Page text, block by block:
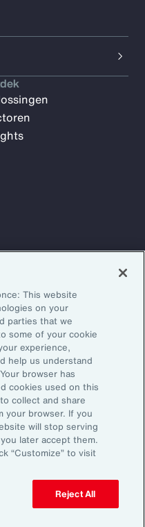
ons team van experts.
voorwaarden
This website
on your
parties that we
some of your cookie
experience,
help us understand
browser has
cookies used on this
collect and share
your browser. If you
will stop serving
later accept them.
“Customize” to visit
Reject All